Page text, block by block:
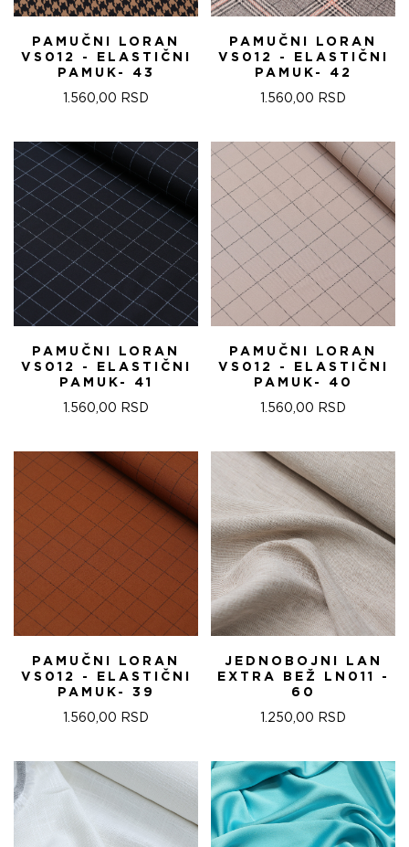
PAMUČNI LORAN
VS012 - ELASTIČNI
PAMUK- 43
1.560,00 RSD
PAMUČNI LORAN
VS012 - ELASTIČNI
PAMUK- 42
1.560,00 RSD
PAMUČNI LORAN
VS012 - ELASTIČNI
PAMUK- 41
1.560,00 RSD
PAMUČNI LORAN
VS012 - ELASTIČNI
PAMUK- 40
1.560,00 RSD
PAMUČNI LORAN
VS012 - ELASTIČNI
PAMUK- 39
1.560,00 RSD
JEDNOBOJNI LAN
EXTRA BEŽ LN011 -
60
1.250,00 RSD